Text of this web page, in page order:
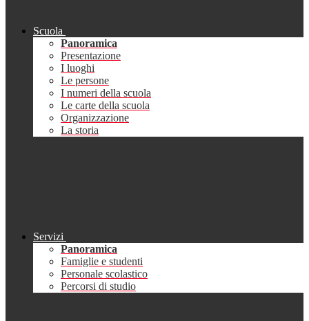
Scuola
Panoramica
Presentazione
I luoghi
Le persone
I numeri della scuola
Le carte della scuola
Organizzazione
La storia
Servizi
Panoramica
Famiglie e studenti
Personale scolastico
Percorsi di studio